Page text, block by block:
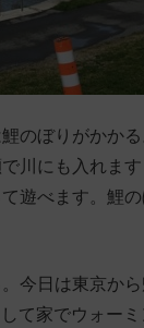
のぼりがかか
川にも入れま
遊べます。鯉
今日は東京か
て家でウォー